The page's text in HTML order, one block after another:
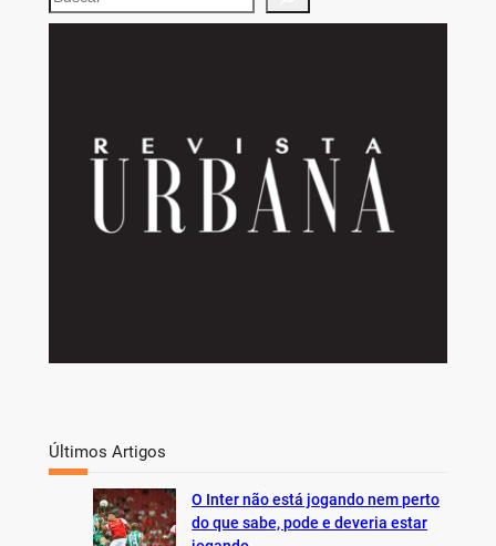
e
Últimos Artigos
O Inter não está jogando nem perto
do que sabe, pode e deveria estar